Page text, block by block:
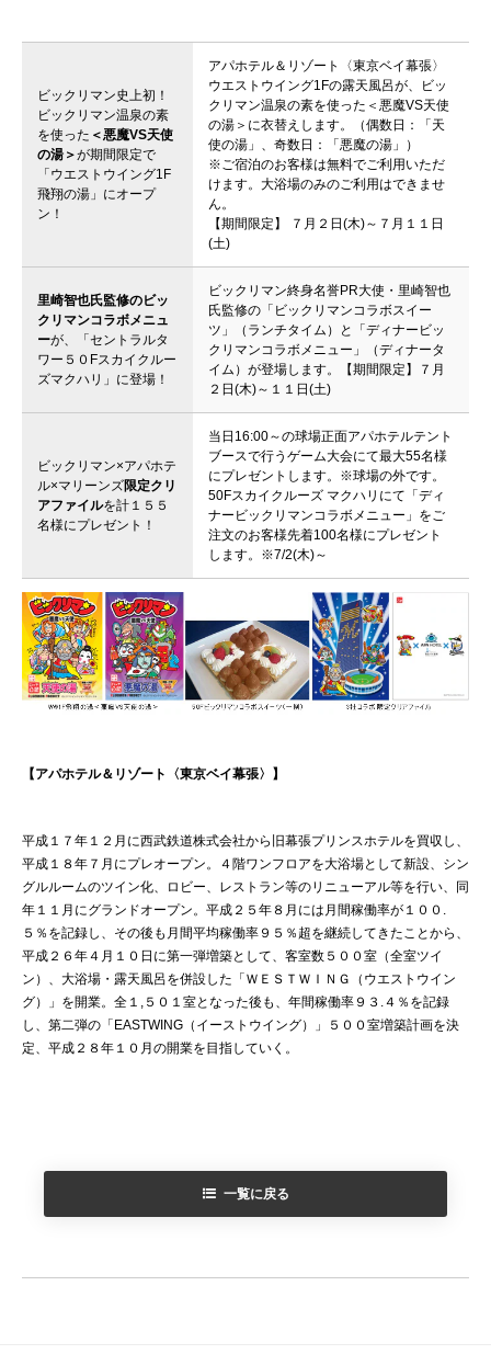
ビックリマン史上初！
ビックリマン温泉の素
を使った ＜悪魔VS天使
の湯＞が期間限定で
「ウエストウイング1F
飛翔の湯」にオープ
ン！
アパホテル＆リゾート〈東京ベイ幕張〉
ウエストウイング1Fの露天風呂が、ビッ
クリマン温泉の素を使った＜悪魔VS天使
の湯＞に衣替えします。（偶数日：「天
使の湯」、奇数日：「悪魔の湯」）
※ご宿泊のお客様は無料でご利用いただ
けます。大浴場のみのご利用はできませ
ん。
【期間限定】 ７月２日(木)～７月１１日
(土)
里崎智也氏監修のビッ
クリマンコラボメニュ
ーが、「セントラルタ
ワー５０Fスカイクルー
ズマクハリ」に登場！
ビックリマン終身名誉PR大使・里崎智也
氏監修の「ビックリマンコラボスイー
ツ」（ランチタイム）と「ディナービッ
クリマンコラボメニュー」（ディナータ
イム）が登場します。【期間限定】７月
２日(木)～１１日(土)
ビックリマン×アパホテ
ル×マリーンズ限定クリ
アファイルを計１５５
名様にプレゼント！
当日16:00～の球場正面アパホテルテント
ブースで行うゲーム大会にて最大55名様
にプレゼントします。※球場の外です。
50Fスカイクルーズ マクハリにて「ディ
ナービックリマンコラボメニュー」をご
注文のお客様先着100名様にプレゼント
します。※7/2(木)～
【アパホテル＆リゾート〈東京ベイ幕張〉】
平成１７年１２月に西武鉄道株式会社から旧幕張プリンスホテルを買収し、
平成１８年７月にプレオープン。４階ワンフロアを大浴場として新設、シン
グルルームのツイン化、ロビー、レストラン等のリニューアル等を行い、同
年１１月にグランドオープン。平成２５年８月には月間稼働率が１００.
５％を記録し、その後も月間平均稼働率９５％超を継続してきたことから、
平成２６年４月１０日に第一弾増築として、客室数５００室（全室ツイ
ン）、大浴場・露天風呂を併設した「ＷＥＳＴＷＩＮＧ（ウエストウイン
グ）」を開業。全１,５０１室となった後も、年間稼働率９３.４％を記録
し、第二弾の「EASTWING（イーストウイング）」５００室増築計画を決
定、平成２８年１０月の開業を目指していく。
一覧に戻る